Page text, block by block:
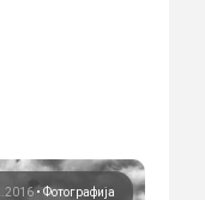
• Фотографија